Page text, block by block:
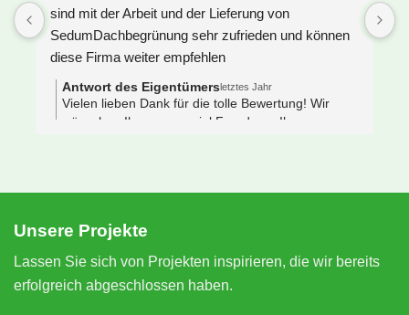
sind mit der Arbeit und der Lieferung von
SedumDachbegrünung sehr zufrieden und können
diese Firma weiter empfehlen
Antwort des Eigentümersletztes Jahr
Vielen lieben Dank für die tolle Bewertung! Wir
wünschen Ihnen ganz viel Freude an Ihrem neuen
Unsere Projekte
Lassen Sie sich von Projekten inspirieren, die wir bereits
erfolgreich abgeschlossen haben.